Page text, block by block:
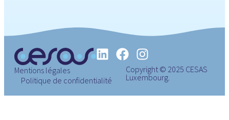
Copyright © 2025 CESAS
Luxembourg.
Mentions légales
Politique de confidentialité